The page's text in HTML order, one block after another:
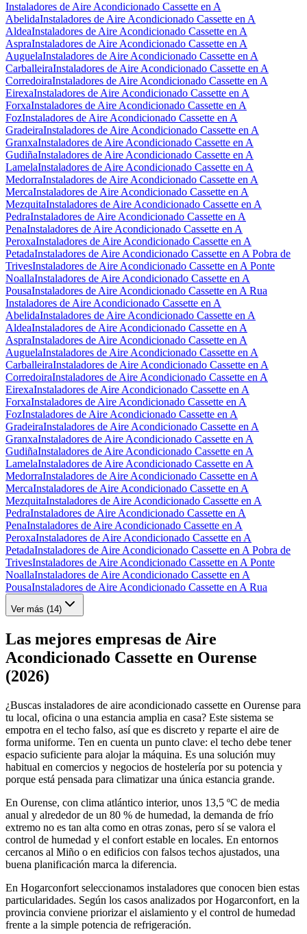
Instaladores de Aire Acondicionado Cassette en A
AbelidaInstaladores de Aire Acondicionado Cassette en A
AldeaInstaladores de Aire Acondicionado Cassette en A
AspraInstaladores de Aire Acondicionado Cassette en A
AuguelaInstaladores de Aire Acondicionado Cassette en A
CarballeiraInstaladores de Aire Acondicionado Cassette en A
CorredoiraInstaladores de Aire Acondicionado Cassette en A
EirexaInstaladores de Aire Acondicionado Cassette en A
ForxaInstaladores de Aire Acondicionado Cassette en A
FozInstaladores de Aire Acondicionado Cassette en A
GradeiraInstaladores de Aire Acondicionado Cassette en A
GranxaInstaladores de Aire Acondicionado Cassette en A
GudiñaInstaladores de Aire Acondicionado Cassette en A
LamelaInstaladores de Aire Acondicionado Cassette en A
MedorraInstaladores de Aire Acondicionado Cassette en A
MercaInstaladores de Aire Acondicionado Cassette en A
MezquitaInstaladores de Aire Acondicionado Cassette en A
PedraInstaladores de Aire Acondicionado Cassette en A
PenaInstaladores de Aire Acondicionado Cassette en A
PeroxaInstaladores de Aire Acondicionado Cassette en A
PetadaInstaladores de Aire Acondicionado Cassette en A Pobra de
TrivesInstaladores de Aire Acondicionado Cassette en A Ponte
NoallaInstaladores de Aire Acondicionado Cassette en A
PousaInstaladores de Aire Acondicionado Cassette en A Rua
Instaladores de Aire Acondicionado Cassette en A
AbelidaInstaladores de Aire Acondicionado Cassette en A
AldeaInstaladores de Aire Acondicionado Cassette en A
AspraInstaladores de Aire Acondicionado Cassette en A
AuguelaInstaladores de Aire Acondicionado Cassette en A
CarballeiraInstaladores de Aire Acondicionado Cassette en A
CorredoiraInstaladores de Aire Acondicionado Cassette en A
EirexaInstaladores de Aire Acondicionado Cassette en A
ForxaInstaladores de Aire Acondicionado Cassette en A
FozInstaladores de Aire Acondicionado Cassette en A
GradeiraInstaladores de Aire Acondicionado Cassette en A
GranxaInstaladores de Aire Acondicionado Cassette en A
GudiñaInstaladores de Aire Acondicionado Cassette en A
LamelaInstaladores de Aire Acondicionado Cassette en A
MedorraInstaladores de Aire Acondicionado Cassette en A
MercaInstaladores de Aire Acondicionado Cassette en A
MezquitaInstaladores de Aire Acondicionado Cassette en A
PedraInstaladores de Aire Acondicionado Cassette en A
PenaInstaladores de Aire Acondicionado Cassette en A
PeroxaInstaladores de Aire Acondicionado Cassette en A
PetadaInstaladores de Aire Acondicionado Cassette en A Pobra de
TrivesInstaladores de Aire Acondicionado Cassette en A Ponte
NoallaInstaladores de Aire Acondicionado Cassette en A
PousaInstaladores de Aire Acondicionado Cassette en A Rua
Ver más (14)
Las mejores empresas de Aire
Acondicionado Cassette en Ourense
(2026)
¿Buscas instaladores de aire acondicionado cassette en Ourense para
tu local, oficina o una estancia amplia en casa? Este sistema se
empotra en el techo falso, así que es discreto y reparte el aire de
forma uniforme. Ten en cuenta un punto clave: el techo debe tener
espacio suficiente para alojar la máquina. Es una solución muy
habitual en comercios y negocios de hostelería por su potencia y
porque está pensada para climatizar una única estancia grande.
En Ourense, con clima atlántico interior, unos 13,5 ºC de media
anual y alrededor de un 80 % de humedad, la demanda de frío
extremo no es tan alta como en otras zonas, pero sí se valora el
control de humedad y el confort estable en locales. En entornos
cercanos al Miño o en edificios con falsos techos ajustados, una
buena planificación marca la diferencia.
En Hogarconfort seleccionamos instaladores que conocen bien estas
particularidades. Según los casos analizados por Hogarconfort, en la
provincia conviene priorizar el aislamiento y el control de humedad
frente a la simple potencia de refrigeración.